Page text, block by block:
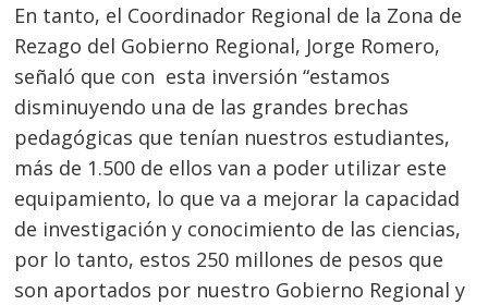
En tanto, el Coordinador Regional de la Zona de
Rezago del Gobierno Regional, Jorge Romero,
señaló que con esta inversión “estamos
disminuyendo una de las grandes brechas
pedagógicas que tenían nuestros estudiantes,
más de 1.500 de ellos van a poder utilizar este
equipamiento, lo que va a mejorar la capacidad
de investigación y conocimiento de las ciencias,
por lo tanto, estos 250 millones de pesos que
son aportados por nuestro Gobierno Regional y